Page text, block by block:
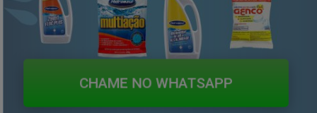
CHAME NO WHATSAPP